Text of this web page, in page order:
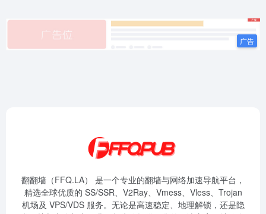
翻翻墙（FFQ.LA） 是一个专业的翻墙与网络加速导航平台，
精选全球优质的 SS/SSR、V2Ray、Vmess、Vless、Trojan
机场及 VPS/VDS 服务。无论是高速稳定、地理解锁，还是隐